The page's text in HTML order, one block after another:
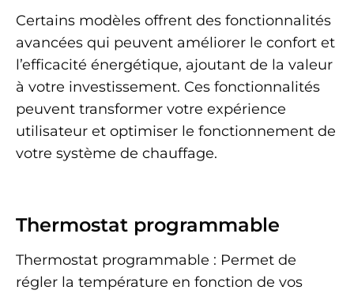
Certains modèles offrent des fonctionnalités
avancées qui peuvent améliorer le confort et
l’efficacité énergétique, ajoutant de la valeur
à votre investissement. Ces fonctionnalités
peuvent transformer votre expérience
utilisateur et optimiser le fonctionnement de
votre système de chauffage.
Thermostat programmable
Thermostat programmable : Permet de
régler la température en fonction de vos